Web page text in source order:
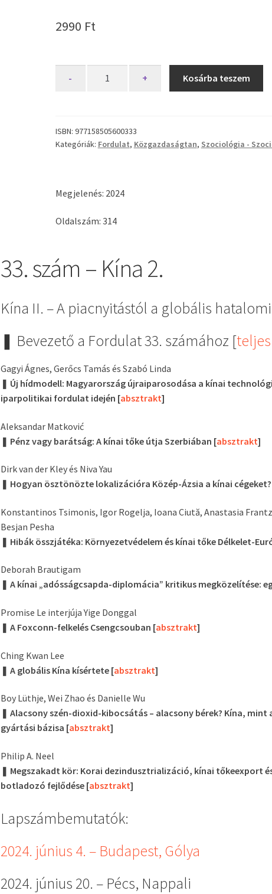
2990 Ft
- + Kosárba teszem
ISBN: 977158505600333
Kategóriák: Fordulat, Közgazdaságtan, Szociológia -
Megjelenés: 2024
Oldalszám: 314
33. szám – Kína 2.
Kína II. – A piacnyitástól a globális
❚ Bevezető a Fordulat33. számához [
Gagyi Ágnes, Gerőcs Tamás és Szabó Linda
❚ Új hídmodell: Magyarország újraiparosodása a kínai
iparpolitikai fordulat idején [absztrakt]
Aleksandar Matković
❚ Pénz vagy barátság: A kínai tőke útja Szerbiában [absztrakt]
Dirk van der Kley és Niva Yau
❚ Hogyan ösztönözte lokalizációra Közép-Ázsia a kínai
Konstantinos Tsimonis, Igor Rogelja, Ioana Ciută, Anastasia
Besjan Pesha
❚ Hibák összjátéka: Környezetvédelem és kínai tőke Délkelet-
Deborah Brautigam
❚A kínai „adósságcsapda-diplomácia” kritikus megközelítése:
Promise Le interjúja Yige Donggal
❚A Foxconn-felkelés Csengcsouban [absztrakt]
Ching Kwan Lee
❚A globális Kína kísértete [absztrakt]
Boy Lüthje, Wei Zhao és Danielle Wu
❚Alacsony szén-dioxid-kibocsátás – alacsony bérek? Kína,
gyártási bázisa [absztrakt]
Philip A. Neel
❚ Megszakadt kör: Korai dezindusztrializáció, kínai tőkeexport
botladozó fejlődése [absztrakt]
Lapszámbemutatók:
2024. június 4. – Budapest, Gólya
2024. június 20. – Pécs, Nappali